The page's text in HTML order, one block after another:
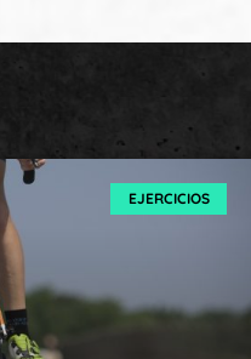
EJERCICIOS